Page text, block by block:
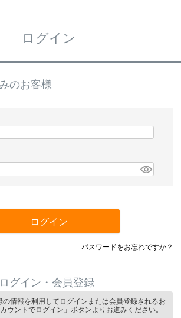
ログイン
のお客様
ログイン
パスワードをお忘れですか？
グイン・会員登録
情報を利用してログインまたは会員登録されるお
ウントでログイン」ボタンよりお進みください。